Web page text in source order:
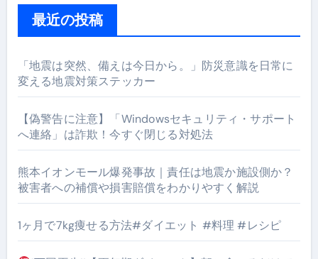
最近の投稿
「地震は突然、備えは今日から。」防災意識を日常に
変える地震対策ステッカー
【偽警告に注意】「Windowsセキュリティ・サポート
へ連絡」は詐欺！今すぐ閉じる対処法
熊本イオンモール爆発事故｜責任は地震か施設側か？
被害者への補償や損害賠償をわかりやすく解説
1ヶ月で7kg痩せる方法#ダイエット #料理 #レシピ